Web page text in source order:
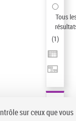
Tous
(1)
sur ceux que vous